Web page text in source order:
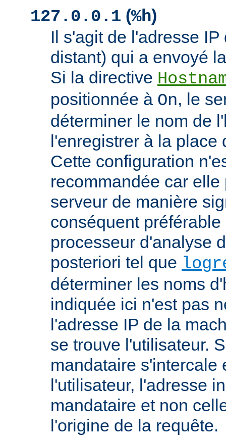
127.0.0.1 (%h)
Il s'agit de l'adresse
distant) qui a envoyé
Si la directive
positionnée à On, le
déterminer le nom de
l'enregistrer à la place
Cette configuration
recommandée car
serveur de manière
conséquent
processeur d'analyse
posteriori tel que
déterminer les noms
indiquée ici n'est pas
l'adresse IP de la
se trouve l'utilisateur.
mandataire s'intercale
l'utilisateur, l'adresse
mandataire et non
l'origine de la requête.